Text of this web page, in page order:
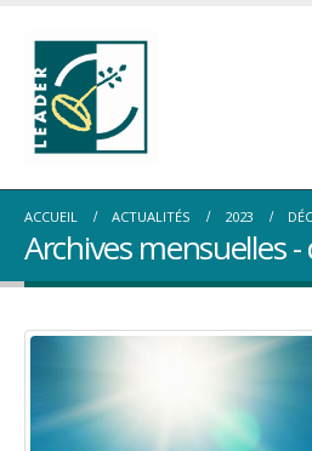
ACCUEIL ACTUALITÉS 2023
Archives mensuelles